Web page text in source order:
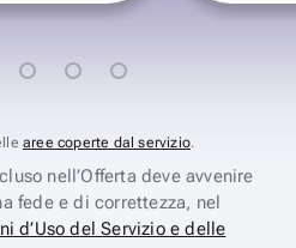
aree coperte dal servizio.
nell’Offerta deve avvenire
fede e di correttezza, nel
d’Uso del Servizio e delle